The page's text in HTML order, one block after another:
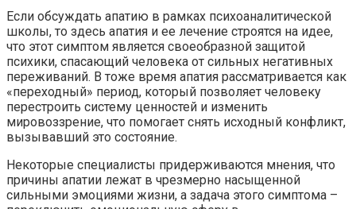
Если обсуждать апатию в рамках психоаналитической
школы, то здесь апатия и ее лечение строятся на идее,
что этот симптом является своеобразной защитой
психики, спасающий человека от сильных негативных
переживаний. В тоже время апатия рассматривается как
«переходный» период, который позволяет человеку
перестроить систему ценностей и изменить
мировоззрение, что помогает снять исходный конфликт,
вызывавший это состояние.
Некоторые специалисты придерживаются мнения, что
причины апатии лежат в чрезмерно насыщенной
сильными эмоциями жизни, а задача этого симптома –